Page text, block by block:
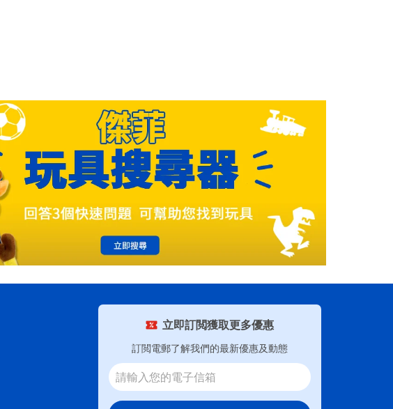
立即訂閲獲取更多優惠
訂閲電郵了解我們的最新優惠及動態